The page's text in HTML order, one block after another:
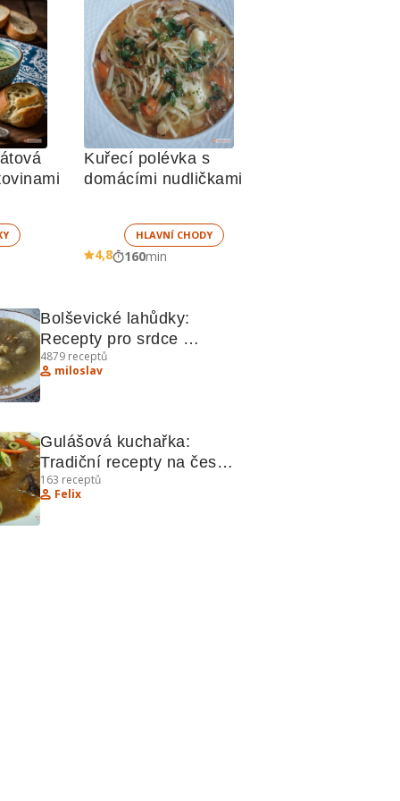
Kuřecí polévka s
domácími nudličkami
HLAVNÍ CHODY
4,8 160min
Bolševické lahůdky:
Recepty pro srdce
východoevropské kuchyně
4879 receptů
miloslav
Gulášová kuchařka:
Tradiční recepty na české
guláše
163 receptů
Felix